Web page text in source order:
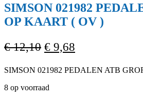
SIMSON 021982
OP KAART ( OV )
€12,10 Oorspronkelijke
was:
€ 12,10.
€ 9,68
is:
SIMSON 021982 PEDALEN ATB
8 op voorraad